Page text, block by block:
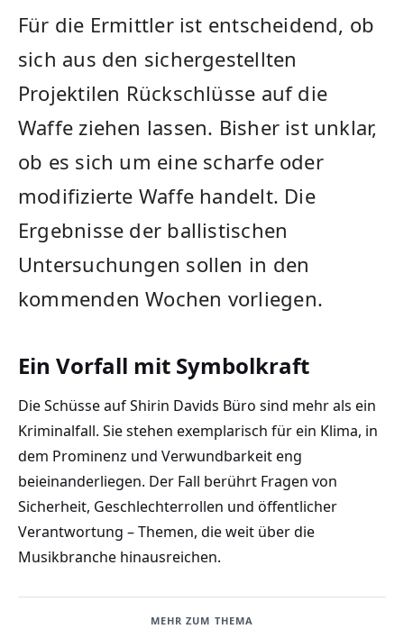
Für die Ermittler ist entscheidend, ob
sich aus den sichergestellten
Projektilen Rückschlüsse auf die
Waffe ziehen lassen. Bisher ist unklar,
ob es sich um eine scharfe oder
modifizierte Waffe handelt. Die
Ergebnisse der ballistischen
Untersuchungen sollen in den
kommenden Wochen vorliegen.
Ein Vorfall mit Symbolkraft
Die Schüsse auf Shirin Davids Büro sind mehr als ein
Kriminalfall. Sie stehen exemplarisch für ein Klima, in
dem Prominenz und Verwundbarkeit eng
beieinanderliegen. Der Fall berührt Fragen von
Sicherheit, Geschlechterrollen und öffentlicher
Verantwortung – Themen, die weit über die
Musikbranche hinausreichen.
MEHR ZUM THEMA